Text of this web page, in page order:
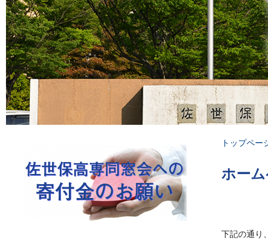
トップペー
ホー
下記の通り